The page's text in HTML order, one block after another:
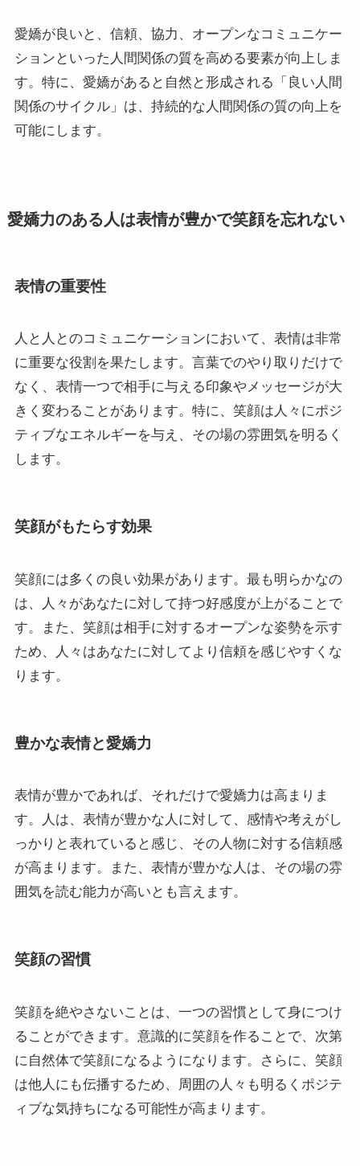
愛嬌が良いと、信頼、協力、オープンなコミュニケー
ションといった人間関係の質を高める要素が向上しま
す。特に、愛嬌があると自然と形成される「良い人間
関係のサイクル」は、持続的な人間関係の質の向上を
可能にします。
愛嬌力のある人は表情が豊かで笑顔を忘れない
表情の重要性
人と人とのコミュニケーションにおいて、表情は非常
に重要な役割を果たします。言葉でのやり取りだけで
なく、表情一つで相手に与える印象やメッセージが大
きく変わることがあります。特に、笑顔は人々にポジ
ティブなエネルギーを与え、その場の雰囲気を明るく
します。
笑顔がもたらす効果
笑顔には多くの良い効果があります。最も明らかなの
は、人々があなたに対して持つ好感度が上がることで
す。また、笑顔は相手に対するオープンな姿勢を示す
ため、人々はあなたに対してより信頼を感じやすくな
ります。
豊かな表情と愛嬌力
表情が豊かであれば、それだけで愛嬌力は高まりま
す。人は、表情が豊かな人に対して、感情や考えがし
っかりと表れていると感じ、その人物に対する信頼感
が高まります。また、表情が豊かな人は、その場の雰
囲気を読む能力が高いとも言えます。
笑顔の習慣
笑顔を絶やさないことは、一つの習慣として身につけ
ることができます。意識的に笑顔を作ることで、次第
に自然体で笑顔になるようになります。さらに、笑顔
は他人にも伝播するため、周囲の人々も明るくポジテ
ィブな気持ちになる可能性が高まります。